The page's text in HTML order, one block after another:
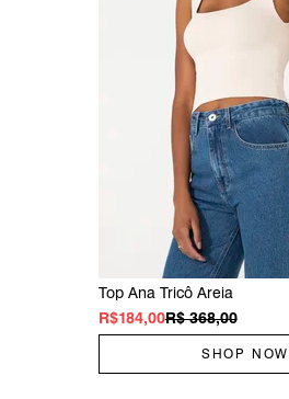
Top Ana Tricô Areia
R$ 368,00
R$184,00
SHOP NOW